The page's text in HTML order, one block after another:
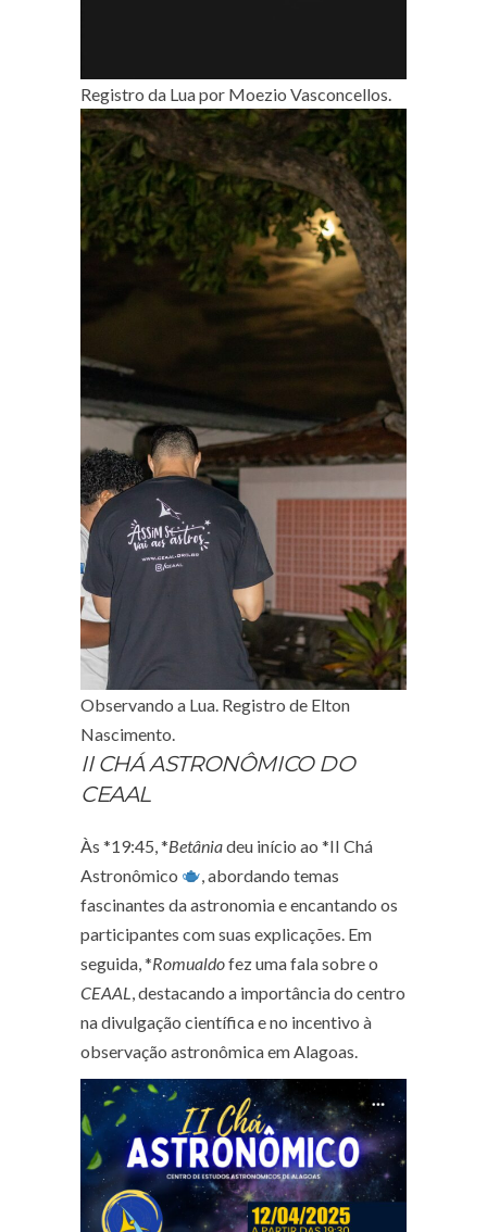
Registro da Lua por Moezio Vasconcellos.
Observando a Lua. Registro de Elton
Nascimento.
II CHÁ ASTRONÔMICO DO
CEAAL
Às *19:45, *Betâniadeu início ao *II Chá
Astronômico
, abordando temas
fascinantes da astronomia e encantando os
participantes com suas explicações. Em
seguida, *Romualdofez uma fala sobre o
CEAAL , destacando a importância do centro
na divulgação científica e no incentivo à
observação astronômica em Alagoas.